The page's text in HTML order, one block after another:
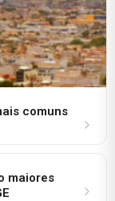
comuns
maiores